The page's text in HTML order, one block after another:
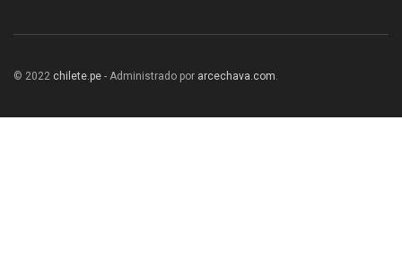
© 2022 chilete.pe - Administrado por arcechava.com